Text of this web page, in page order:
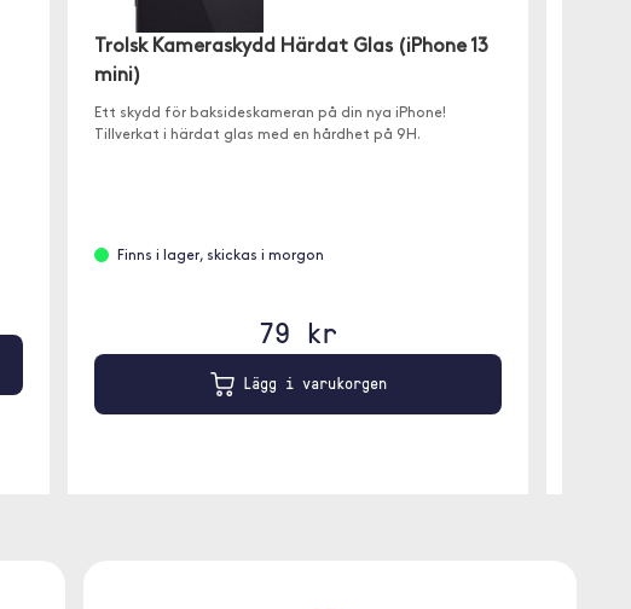
Trolsk Kameraskydd Härdat Glas (iPhone 13
mini)
Ett skydd för baksideskameran på din nya iPhone!
Tillverkat i härdat glas med en hårdhet på 9H.
Finns i lager, skickas i morgon
79 kr
Lägg i varukorgen